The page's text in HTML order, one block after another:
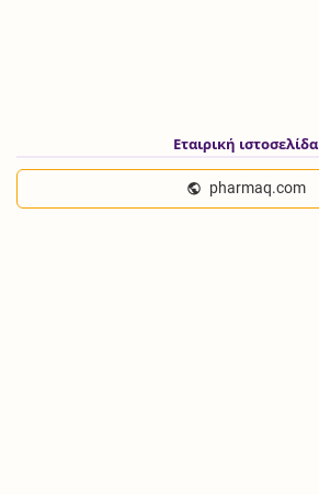
Εταιρική ιστοσελίδα
pharmaq.com